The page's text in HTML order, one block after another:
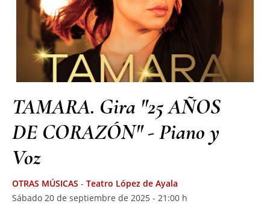
TAMARA. Gira "25 AÑOS
DE CORAZÓN" - Piano y
Voz
OTRAS MÚSICAS - Teatro López de Ayala
Sábado 20 de septiembre de 2025 - 21:00 h